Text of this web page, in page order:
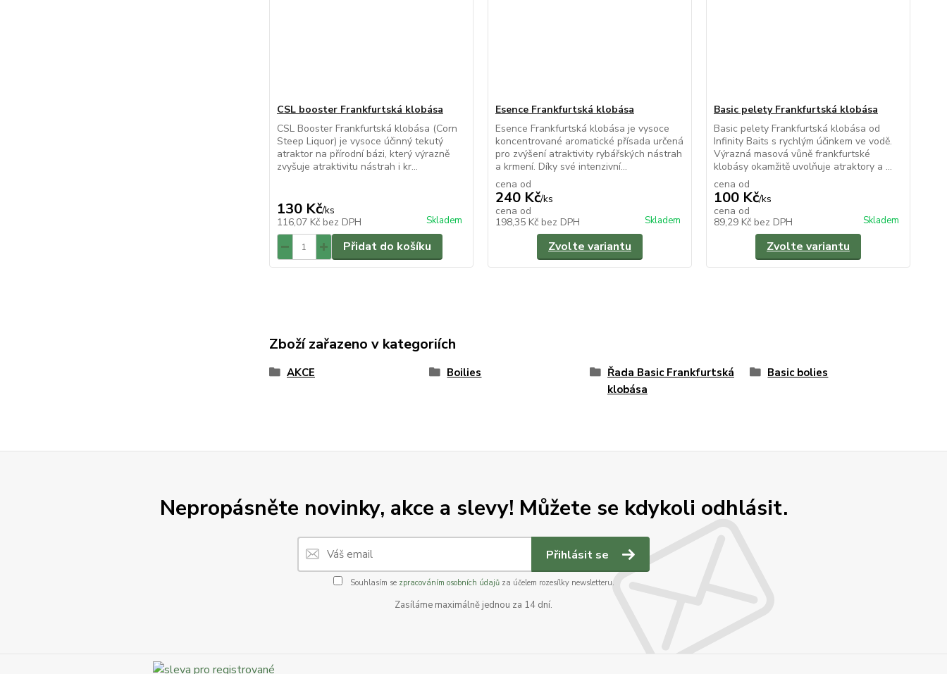
CSL booster Frankfurtská klobása
CSL Booster Frankfurtská klobása (Corn
Steep Liquor) je vysoce účinný tekutý
atraktor na přírodní bázi, který výrazně
zvyšuje atraktivitu nástrah i kr...
130 Kč/ks
116,07 Kč bez DPH Skladem
Přidat do košíku
Esence Frankfurtská klobása
Esence Frankfurtská klobása je vysoce
koncentrované aromatické přísada určená
pro zvýšení atraktivity rybářských nástrah
a krmení. Díky své intenzivní...
cena od
240 Kč/ks
cena od
198,35 Kč bez DPH Skladem
Zvolte variantu
Basic pelety Frankfurtská klobása
Basic pelety Frankfurtská klobása od
Infinity Baits s rychlým účinkem ve vodě.
Výrazná masová vůně frankfurtské
klobásy okamžitě uvolňuje atraktory a ...
cena od
100 Kč/ks
cena od
89,29 Kč bez DPH Skladem
Zvolte variantu
Zboží zařazeno v kategoriích
AKCE Boilies
Řada Basic Frankfurtská
klobása
Basic bolies
Nepropásněte novinky, akce a slevy! Můžete se kdykoli odhlásit.
Přihlásit se
Souhlasím se zpracováním osobních údajůza účelem rozesílky newsletteru.
Zasíláme maximálně jednou za 14 dní.